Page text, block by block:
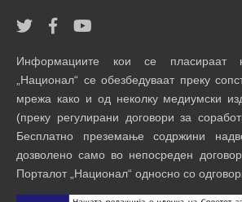
Информациите кои се пласираат
„Национал“ се обезбедуваат преку
мрежа како и од неколку медиумски
(преку регулирани договори за
Бесплатно преземање содржини
дозволено само во непосреден
Порталот „Национал“ односно со